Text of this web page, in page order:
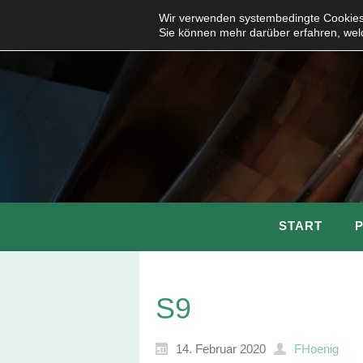
START
S9
14. Februar 2020 FHoenig
Wir verwenden systembedingte
Sie können mehr darüber erfahren,